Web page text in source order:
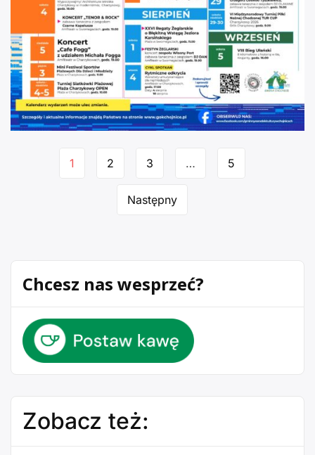
Nawigacja
1 2 3 … 5
Następny
Chcesz nas wesprzeć?
Zobacz też: